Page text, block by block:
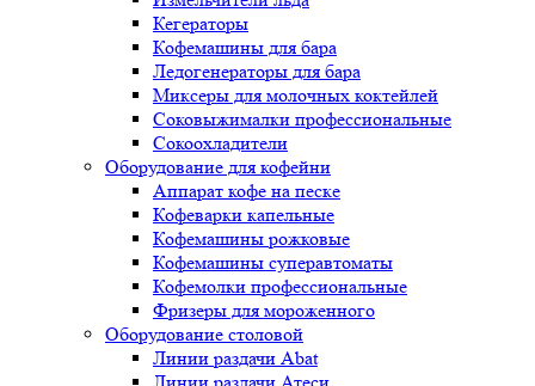
Кегераторы
Кофемашины для бара
Ледогенераторы для бара
Миксеры для молочных коктейлей
Соковыжималки профессиональные
Сокоохладители
Оборудование для кофейни
Аппарат кофе на песке
Кофеварки капельные
Кофемашины рожковые
Кофемашины суперавтоматы
Кофемолки профессиональные
Фризеры для мороженного
Оборудование столовой
Линии раздачи Abat